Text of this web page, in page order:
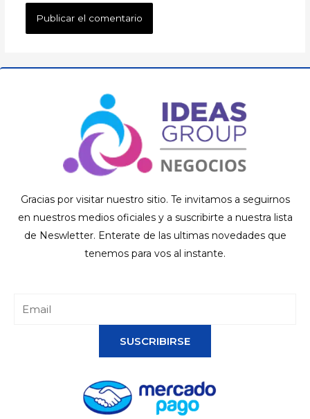
Gracias por visitar nuestro sitio. Te invitamos a seguirnos
en nuestros medios oficiales y a suscribirte a nuestra lista
de Neswletter. Enterate de las ultimas novedades que
tenemos para vos al instante.
SUSCRIBIRSE